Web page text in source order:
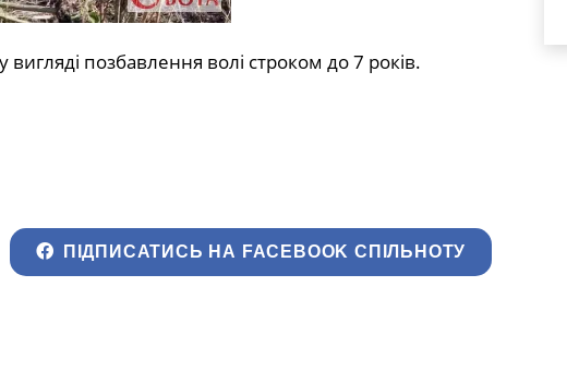
позбавлення волі строком до 7 років.
ПІДПИСАТИСЬ НА FACEBOOK СПІЛЬНОТУ